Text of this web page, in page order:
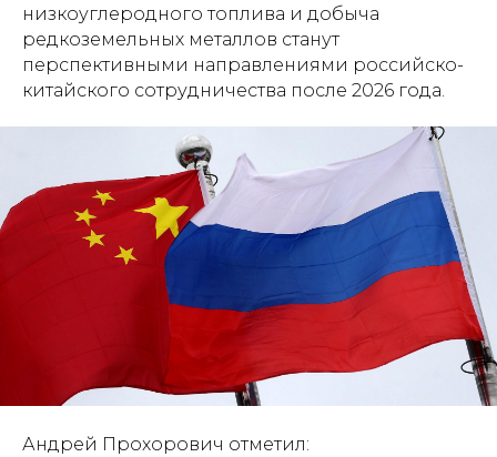
низкоуглеродного топлива и добыча
редкоземельных металлов станут
перспективными направлениями российско-
китайского сотрудничества после 2026 года.
Андрей Прохорович отметил: